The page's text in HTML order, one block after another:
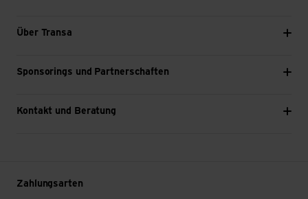
Über Transa
Sponsorings und Partnerschaften
Kontakt und Beratung
Zahlungsarten